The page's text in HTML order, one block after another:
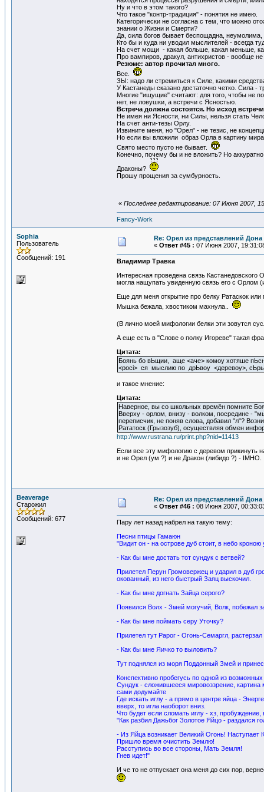
Ну и что в этом такого?
Что такое "контр-традиция" - понятия не имею.
Категорически не согласна с тем, что можно
знании о Жизни и Смерти?
Да, сила богов бывает беспощадна,
Кто бы и куда ни уводил мыслителей - всегда
На счет мощи - какая больше, какая меньше,
Про вампиров, дракул, антихристов - вообще
Резюме: автор прочитал много.
Все.
ЗЫ: надо ли стремиться к Силе, какими
У Кастанеды сказано достаточно четко. Сила -
Многие "ищущие" считают: для того, чтобы не
нет, не ловушки, а встречи с Ясностью.
Встреча должна состоятся. Но исход
Не имея ни Ясности, ни Силы, нельзя стать
На счет анти-тезы Орлу.
Извините меня, но "Орел" - не тезис, не
Но если вы вложили образ Орла в картину
Свято место пусто не бывает.
Конечно, почему бы и не вложить? Но
Драконы?
Прошу прощения за сумбурность.
« Последнее редактирование: 07 Июня 2007,
Fancy-Work
Sophia
Пользователь
Сообщений: 191
Re: Орел из представлений Дона
« Ответ #45 : 07 Июня 2007,
Владимир Травка
Интересная проведена связь
могла нащупать увиденную связь его с Орлом
Еще для меня открытие про белку Ратаскок
Мышка бежала, хвостиком махнула..
(В лично моей мифологии белки эти зовутся
А еще есть в "Слове о полку Игореве" такая
Цитата:
Боянь бо вЬщии, аще <аче> комоу хотяше
<росi> ся мыслию по дрЬвоу <деревоу>,
и такое мнение:
Цитата:
Наверное, вы со школьных времён помните
Вверху - орлом, внизу - волком, посредине -
переписчик, не поняв слова, добавил "л"?
Рататоск (Грызозуб), осуществляя обмен
http://www.rustrana.ru/print.php?nid=11413
Если все эту мифологию с деревом прикинуть
и не Орел (ум ?) и не Дракон (либидо ?) - IMHO.
Beaverage
Старожил
Сообщений: 677
Re: Орел из представлений Дона
« Ответ #46 : 08 Июня 2007,
Пару лет назад набрел на такую тему:
Песни птицы Гамаюн
"Видит он - на острове дуб стоит, в небо
- Как бы мне достать тот сундук с ветвей?
Прилетел Пеpун Громовержец и ударил в дуб
окованный, из него быстрый Заяц выскочил.
- Как бы мне догнать Зайца серого?
Появился Волх - Змeй могучий, Вoлк, побежал
- Как бы мне поймать серу Уточку?
Прилетел тут Рарог - Огонь-Семаргл,
- Как бы мне Яичко то выловить?
Тут поднялся из моря Поддонный Змeй и
Конспективно пробегусь по одной из
Сундук - сложившееся мировоззрение,
сами додумайте
Где искать иглу - а прямо в центре яйца -
вверх, то игла наоборот вниз.
Что будет если сломать иглу - хз,
"Как разбил Дажьбог Золотое Яйцо - раздался
- Из Яйца возникает Великий Огонь!
Пришло время очистить Землю!
Расступись во все стороны, Мать Земля!
Гнев идет!"
И че то не отпускает она меня до сих пор,